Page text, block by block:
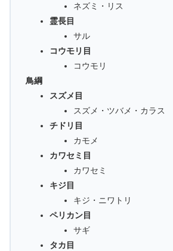
ネズミ・リス
霊長目
サル
コウモリ目
コウモリ
鳥綱
スズメ目
スズメ・ツバメ・カラス
チドリ目
カモメ
カワセミ目
カワセミ
キジ目
キジ・ニワトリ
ペリカン目
サギ
タカ目